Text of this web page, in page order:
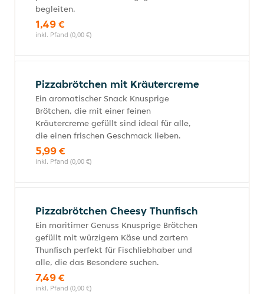
begleiten.
1,49 €
inkl. Pfand (0,00 €)
Pizzabrötchen mit Kräutercreme
Ein aromatischer Snack Knusprige
Brötchen, die mit einer feinen
Kräutercreme gefüllt sind ideal für alle,
die einen frischen Geschmack lieben.
5,99 €
inkl. Pfand (0,00 €)
Pizzabrötchen Cheesy Thunfisch
Ein maritimer Genuss Knusprige Brötchen
gefüllt mit würzigem Käse und zartem
Thunfisch perfekt für Fischliebhaber und
alle, die das Besondere suchen.
7,49 €
inkl. Pfand (0,00 €)